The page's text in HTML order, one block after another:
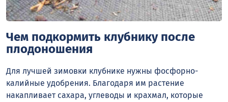
Чем подкормить клубнику после
плодоношения
Для лучшей зимовки клубнике нужны фосфорно-
калийные удобрения. Благодаря им растение
накапливает сахара, углеводы и крахмал, которые